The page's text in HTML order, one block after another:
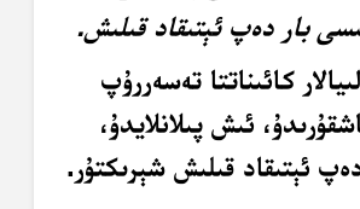
بار دەپ ئېتىقاد قىلىش.
كائىناتتا تەسەررۇپ
ئىش پىلانلايدۇ،
ئېتىقاد قىلىش شېرىكتۇر.